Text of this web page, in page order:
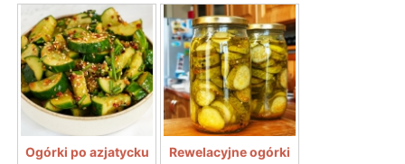
Ogórki po azjatycku
Rewelacyjne ogórki